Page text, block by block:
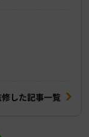
した記事一覧